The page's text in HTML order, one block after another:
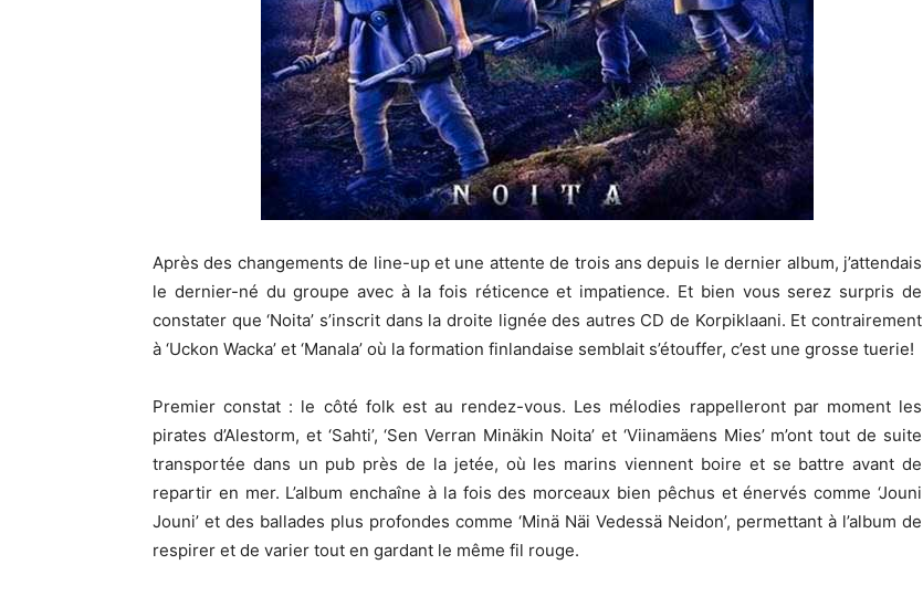
Après des changements de line-up et une attente de trois ans depuis le dernier album, j’attendais
le dernier-né du groupe avec à la fois réticence et impatience. Et bien vous serez surpris de
constater que ‘Noita’ s’inscrit dans la droite lignée des autres CD de Korpiklaani. Et contrairement
à ‘Uckon Wacka’ et ‘Manala’ où la formation finlandaise semblait s’étouffer, c’est une grosse tuerie!
Premier constat : le côté folk est au rendez-vous. Les mélodies rappelleront par moment les
pirates d’Alestorm, et ‘Sahti’, ‘Sen Verran Minäkin Noita’ et ‘Viinamäens Mies’ m’ont tout de suite
transportée dans un pub près de la jetée, où les marins viennent boire et se battre avant de
repartir en mer. L’album enchaîne à la fois des morceaux bien pêchus et énervés comme ‘Jouni
Jouni’ et des ballades plus profondes comme ‘Minä Näi Vedessä Neidon’, permettant à l’album de
respirer et de varier tout en gardant le même fil rouge.